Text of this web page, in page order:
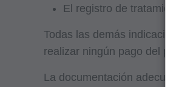
El registro de
Todas las demás
realizar ningún pago del
La documentación